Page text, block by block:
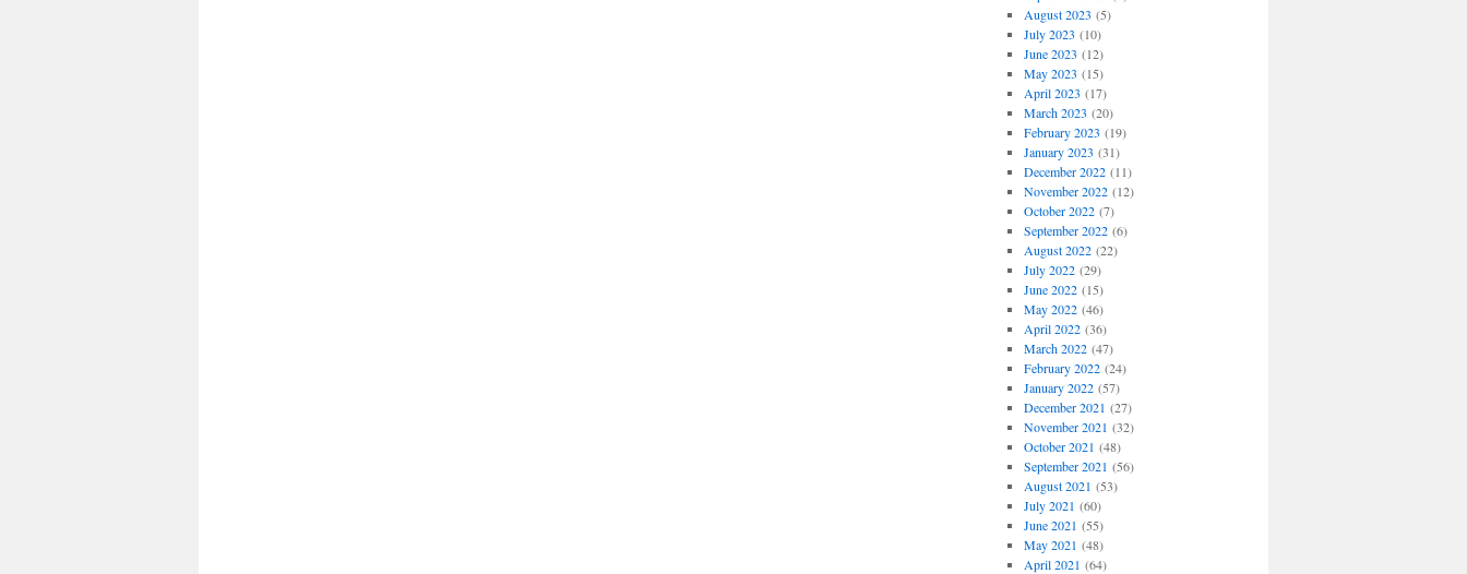
August 2023 (5)
July 2023 (10)
June 2023 (12)
May 2023 (15)
April 2023 (17)
March 2023 (20)
February 2023 (19)
January 2023 (31)
December 2022(11)
November 2022(12)
October 2022(7)
September 2022(6)
August 2022(22)
July 2022(29)
June 2022(15)
May 2022(46)
April 2022(36)
March 2022(47)
February 2022(24)
January 2022(57)
December 2021 (27)
November 2021 (32)
October 2021 (48)
September 2021 (56)
August 2021 (53)
July 2021 (60)
June 2021 (55)
May 2021 (48)
April 2021 (64)